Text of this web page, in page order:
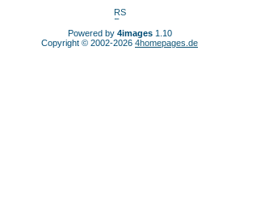
Powered by 4images1.10
Copyright © 2002-2026 4homepages.de